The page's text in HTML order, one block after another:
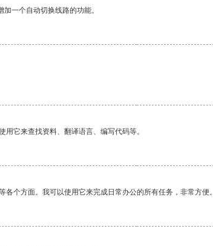
一个自动切换线路的功能。
它来查找资料、翻译语言、编写代码等。
个方面。我可以使用它来完成日常办公的所有任务，非常方便。